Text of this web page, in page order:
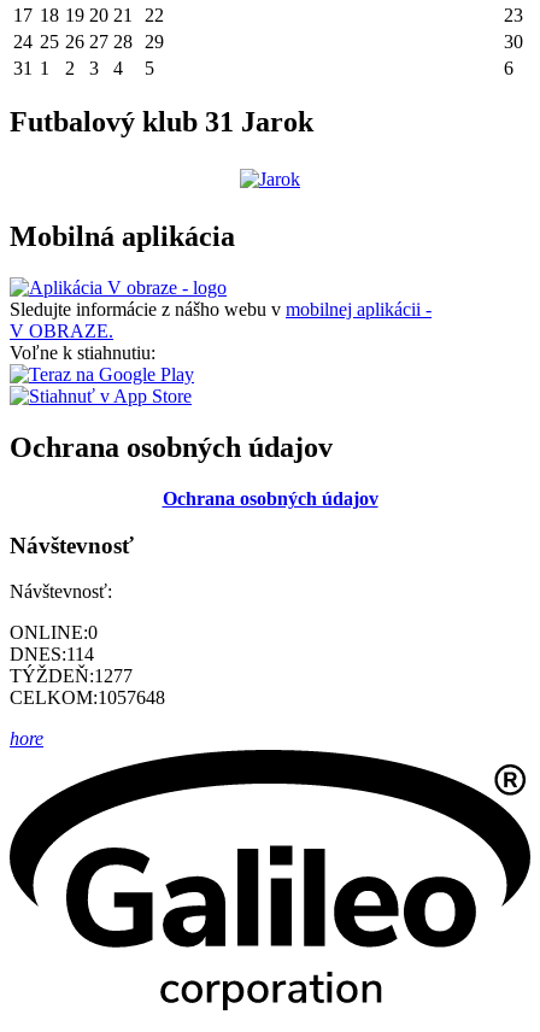
17 18 19 20 21 22
23
24 25 26 27 28 29
30
31 1 2 3 4 5 6
Futbalový klub 31 Jarok
Mobilná aplikácia
Sledujte informácie z nášho webu v mobilnej aplikácii -
V OBRAZE.
Voľne k stiahnutiu:
Ochrana osobných údajov
Ochrana osobných údajov
Návštevnosť
Návštevnosť:
ONLINE:0
DNES:114
TÝŽDEŇ:1277
CELKOM:1057648
hore